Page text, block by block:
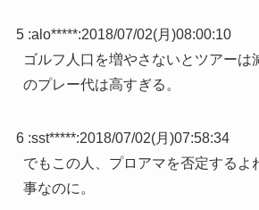
5 :alo*****:2018/07/02(月)08:00:10
ゴルフ人口を増やさないとツアーは
のプレー代は高すぎる。
6 :sst*****:2018/07/02(月)07:58:34
でもこの人、プロアマを否定するよ
事なのに。